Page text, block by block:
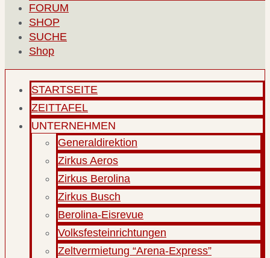
FORUM
SHOP
SUCHE
Shop
STARTSEITE
ZEITTAFEL
UNTERNEHMEN
Generaldirektion
Zirkus Aeros
Zirkus Berolina
Zirkus Busch
Berolina-Eisrevue
Volksfesteinrichtungen
Zeltvermietung “Arena-Express”